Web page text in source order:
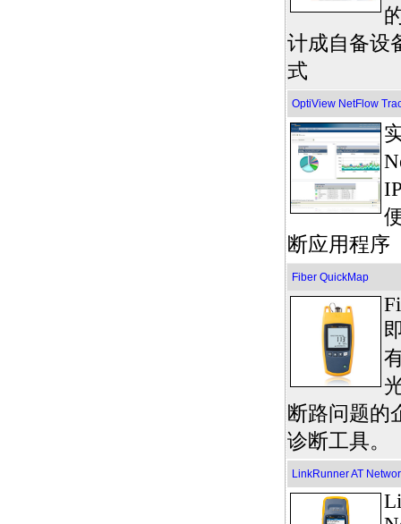
计成自备设
式
OptiView NetFlow
断应用程序
Fiber QuickMap
断路问题的
诊断工具。
LinkRunner AT